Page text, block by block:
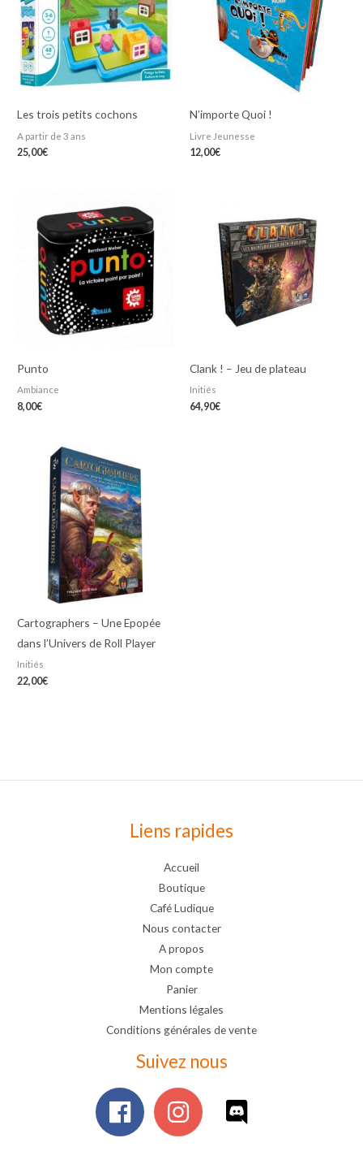
Les trois petits cochons
A partir de 3 ans
25,00€
N’importe Quoi !
Livre Jeunesse
12,00€
Punto
Ambiance
8,00€
Clank ! – Jeu de plateau
Initiés
64,90€
Cartographers – Une Epopée
dans l’Univers de Roll Player
Initiés
22,00€
Liens rapides
Accueil
Boutique
Café Ludique
Nous contacter
A propos
Mon compte
Panier
Mentions légales
Conditions générales de vente
Suivez nous